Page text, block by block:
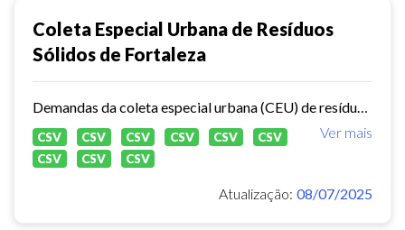
Coleta Especial Urbana de Resíduos
Sólidos de Fortaleza
Ver mais
CSV CSV CSV CSV CSV
CSV
CSV
CSV CSV
Atualização: 08/07/2025